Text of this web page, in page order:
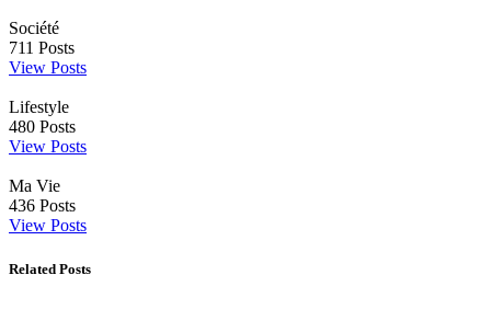
Société
711 Posts
View Posts
Lifestyle
480 Posts
View Posts
Ma Vie
436 Posts
View Posts
Related Posts